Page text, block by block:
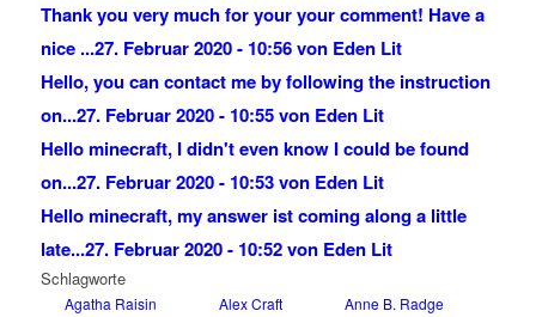
Thank you very much for your your comment! Have a
nice ...27. Februar 2020 - 10:56 von Eden Lit
Hello, you can contact me by following the instruction
on...27. Februar 2020 - 10:55 von Eden Lit
Hello minecraft, I didn't even know I could be found
on...27. Februar 2020 - 10:53 von Eden Lit
Hello minecraft, my answer ist coming along a little
late...27. Februar 2020 - 10:52 von Eden Lit
Schlagworte
Agatha Raisin Alex Craft
Anne B. Radge